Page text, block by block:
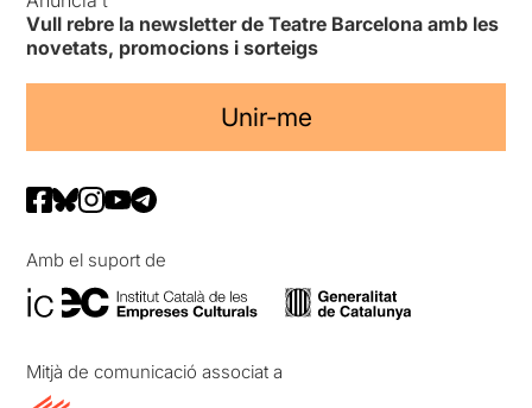
Vull rebre la newsletter de Teatre Barcelona amb les
novetats, promocions i sorteigs
Unir-me
Amb el suport de
Mitjà de comunicació associat a